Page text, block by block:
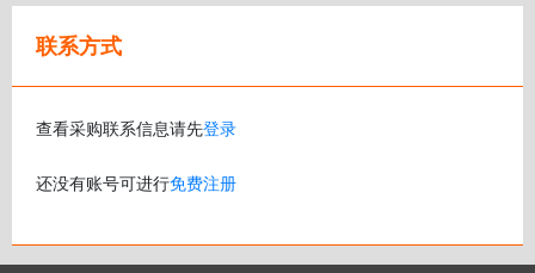
联系方式
查看采购联系信息请先登录
还没有账号可进行免费注册